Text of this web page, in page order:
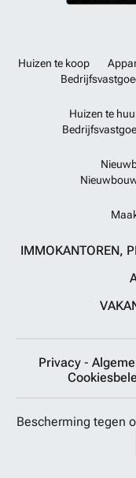
Huizen te koop
Huizen te
IMMOKANTOREN,
Privacy -
Bescherming tegen